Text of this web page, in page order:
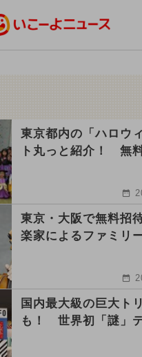
東京都内の「ハロウ
ト丸っと紹介！ 無
東京・大阪で無料招
楽家によるファミリ
国内最大級の巨大ト
も！ 世界初「謎」